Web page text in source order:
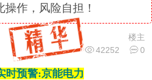
作，风险自担！
楼主
42252
0
时预警:京能电力